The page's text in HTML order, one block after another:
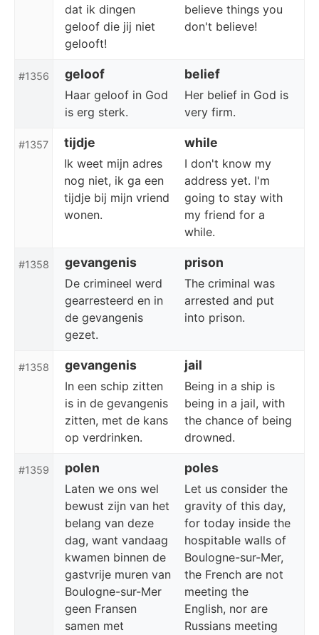
dat ik dingen
geloof die jij niet
gelooft!
believe things you
don't believe!
#1356 geloof belief
Haar geloof in God
is erg sterk.
Her belief in God is
very firm.
#1357 tijdje while
Ik weet mijn adres
nog niet, ik ga een
tijdje bij mijn vriend
wonen.
I don't know my
address yet. I'm
going to stay with
my friend for a
while.
#1358 gevangenis prison
De crimineel werd
gearresteerd en in
de gevangenis
gezet.
The criminal was
arrested and put
into prison.
#1358 gevangenis jail
In een schip zitten
is in de gevangenis
zitten, met de kans
op verdrinken.
Being in a ship is
being in a jail, with
the chance of being
drowned.
#1359 polen poles
Laten we ons wel
bewust zijn van het
belang van deze
dag, want vandaag
kwamen binnen de
gastvrije muren van
Boulogne-sur-Mer
geen Fransen
samen met
Let us consider the
gravity of this day,
for today inside the
hospitable walls of
Boulogne-sur-Mer,
the French are not
meeting the
English, nor are
Russians meeting